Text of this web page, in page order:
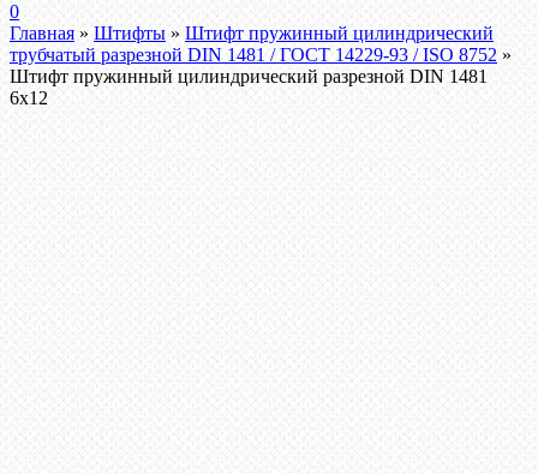
0
Главная » Штифты » Штифт пружинный цилиндрический
трубчатый разрезной DIN 1481 / ГОСТ 14229-93 / ISO 8752 »
Штифт пружинный цилиндрический разрезной DIN 1481
6х12